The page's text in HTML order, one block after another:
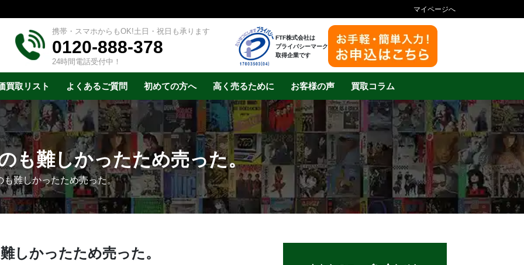
マイページへ
FTF株式会社は
プライバシーマーク
取得企業です
携帯・スマホからもOK!土日・祝日も承ります
0120-888-378
24時間電話受付中！
買取リスト よくあるご質問 初めての方へ 高く売るために お客様の声 買取コラム
も難しかったため売った。
も難しかったため売った。
しかったため売った。